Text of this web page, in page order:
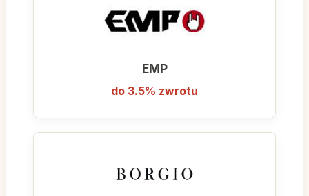
EMP
do 3.5% zwrotu